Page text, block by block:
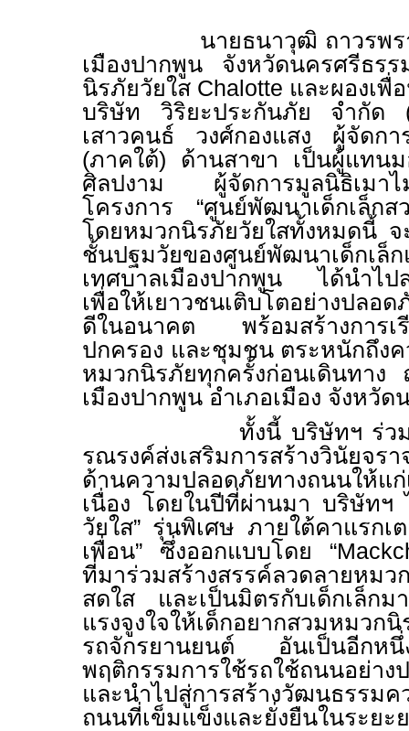
นายธนาวุฒิ ถาวรพราห
เมืองปากพูน จังหวัดนครศรีธร
นิรภัยวัยใส Chalotte และผองเพื่
บริษัท วิริยะประกันภัย จำกัด
เสาวคนธ์ วงศ์กองแสง ผู้จัดก
(ภาคใต้) ด้านสาขา เป็นผู้แทน
ศิลปงาม ผู้จัดการมูลนิธิเมา
โครงการ “ศูนย์พัฒนาเด็กเล็ก
โดยหมวกนิรภัยวัยใสทั้งหมดนี้ จ
ชั้นปฐมวัยของศูนย์พัฒนาเด็กเล็ก
เทศบาลเมืองปากพูน ได้นำไป
เพื่อให้เยาวชนเติบโตอย่างปล
ดีในอนาคต พร้อมสร้างการ
ปกครอง และชุมชน ตระหนักถึง
หมวกนิรภัยทุกครั้งก่อนเดินทา
เมืองปากพูน อำเภอเมือง จังหวั
ทั้งนี้ บริษัทฯ ร่วมกับมู
รณรงค์ส่งเสริมการสร้างวินัยจร
ด้านความปลอดภัยทางถนนให้แก่
เนื่อง โดยในปีที่ผ่านมา บริษัท
วัยใส” รุ่นพิเศษ ภายใต้คาแรกเ
เพื่อน” ซึ่งออกแบบโดย
ที่มาร่วมสร้างสรรค์ลวดลายหม
สดใส และเป็นมิตรกับเด็กเล็กม
แรงจูงใจให้เด็กอยากสวมหมวก
รถจักรยานยนต์ อันเป็นอีกหนึ่ง
พฤติกรรมการใช้รถใช้ถนนอย่าง
และนำไปสู่การสร้างวัฒนธรรม
ถนนที่เข็มแข็งและยั่งยืนในระยะ